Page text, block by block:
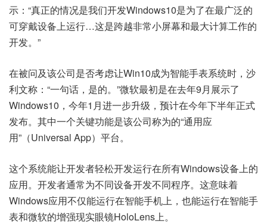
示：“真正的情况是我们开发Windows10是为了在最广泛的
可穿戴设备上运行…这是跨越非常小屏幕和最大计算工作的
开发。”
在被问及该公司是否考虑让Win10成为智能手表系统时，沙
利文称：“一句话，是的。”微软最初是在去年9月展示了
Windows10，今年1月进一步升级，预计在今年下半年正式
发布。其中一个关键功能是该公司称为的“通用应
用”（Universal App）平台。
这个系统能让开发者轻松开发运行在所有Windows设备上的
应用。开发者通常为不同设备开发不同程序。这意味着
Windows应用不仅能运行在智能手机上，也能运行在智能手
表和微软的增强现实眼镜HoloLens上。